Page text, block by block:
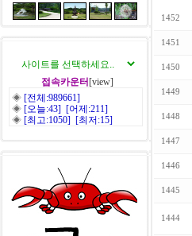
접속카운터 [view]
◈ [전체:989661]
◈ [오늘:43] [어제:211]
◈ [최고:1050] [최저:15]
1452
1451
1450
1449
1448
1447
1446
1445
1444